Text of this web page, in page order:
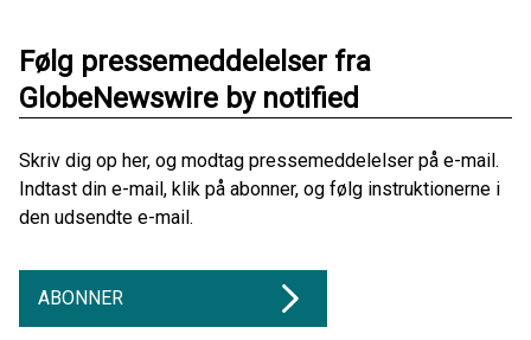
Følg pressemeddelelser fra
GlobeNewswire by notified
Skriv dig op her, og modtag pressemeddelelser på e-mail.
Indtast din e-mail, klik på abonner, og følg instruktionerne i
den udsendte e-mail.
ABONNER